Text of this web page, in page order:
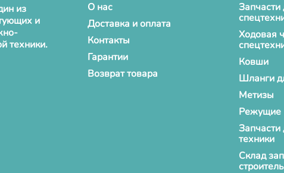
из
и
техники.
О нас
Доставка и оплата
Контакты
Гарантии
Возврат товара
Запчасти
Ходовая
Ковши
Шланги
Метизы
Режущие
техники
Склад